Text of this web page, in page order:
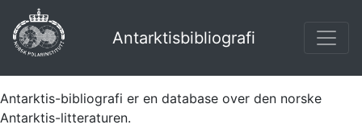
Antarktisbibliografi
Antarktis-bibliografi er en database over den norske
Antarktis-litteraturen.